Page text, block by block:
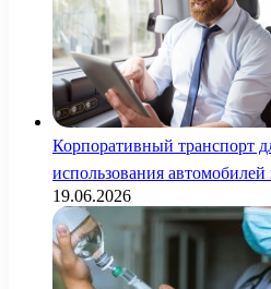
Корпоративный транспорт
использования
19.06.2026